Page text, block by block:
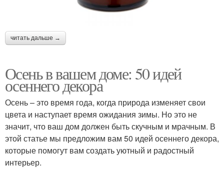
читать дальше →
Осень в вашем доме: 50 идей
осеннего декора
Осень – это время года, когда природа изменяет свои
цвета и наступает время ожидания зимы. Но это не
значит, что ваш дом должен быть скучным и мрачным. В
этой статье мы предложим вам 50 идей осеннего декора,
которые помогут вам создать уютный и радостный
интерьер.